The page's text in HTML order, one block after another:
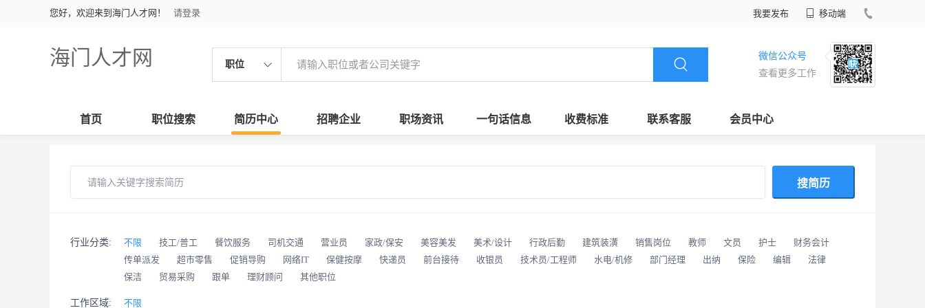
您好，欢迎来到海门人才网！ 请登录 我要发布 移动端
海门人才网 职位
微信公众号
查看更多工作
首页 职位搜索 简历中心 招聘企业 职场资讯 一句话信息 收费标准 联系客服 会员中心
搜简历
行业分类: 不限 技工/普工 餐饮服务 司机交通 营业员 家政/保安 美容美发 美术/设计 行政后勤 建筑装潢 销售岗位 教师 文员 护士
财务会计
传单派发
超市零售 促销导购 网络IT 保健按摩 快递员 前台接待 收银员 技术员/工程师 水电/机修 部门经理 出纳 保险 编辑
法律
保洁
贸易采购 跟单 理财顾问 其他职位
工作区域: 不限